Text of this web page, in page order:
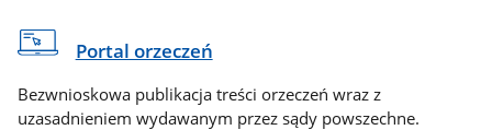
Portal orzeczeń
Bezwnioskowa publikacja treści orzeczeń wraz z
uzasadnieniem wydawanym przez sądy powszechne.